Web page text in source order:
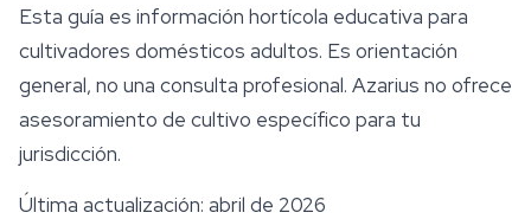
Esta guía es información hortícola educativa para
cultivadores domésticos adultos. Es orientación
general, no una consulta profesional. Azarius no ofrece
asesoramiento de cultivo específico para tu
jurisdicción.
Última actualización: abril de 2026